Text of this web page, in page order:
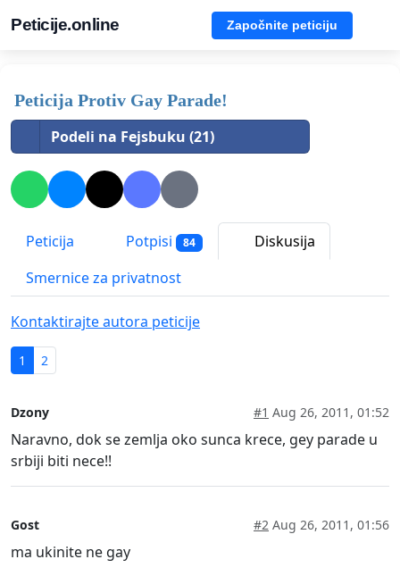
Peticije.online Započnite peticiju
Peticija Protiv Gay Parade!
Podeli na Fejsbuku (21)
Peticija Potpisi 84
Diskusija
Smernice za privatnost
Kontaktirajte autora peticije
1 2
Dzony #1 Aug 26, 2011, 01:52
Naravno, dok se zemlja oko sunca krece, gey parade u
srbiji biti nece!!
Gost #2 Aug 26, 2011, 01:56
ma ukinite ne gay